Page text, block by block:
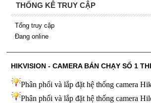
THỐNG KÊ TRUY CẬP
Tổng truy cập
Đang online
HIKVISION - CAMERA BÁN CHẠY SỐ 1
Phân phối và lắp đặt hệ thống camera
Phân phối và lắp đặt hệ thống camera